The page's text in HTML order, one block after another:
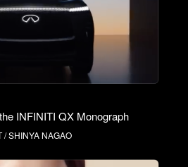
INFINITI QX Monograph
/ SHINYA NAGAO